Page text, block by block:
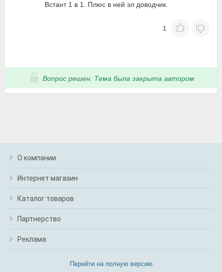
Встант 1 в 1. Плюс в ней эл доводчик.
1
Вопрос решен. Тема была закрыта автором
О компании
Интернет магазин
Каталог товаров
Партнерство
Реклама
Перейти на полную версию